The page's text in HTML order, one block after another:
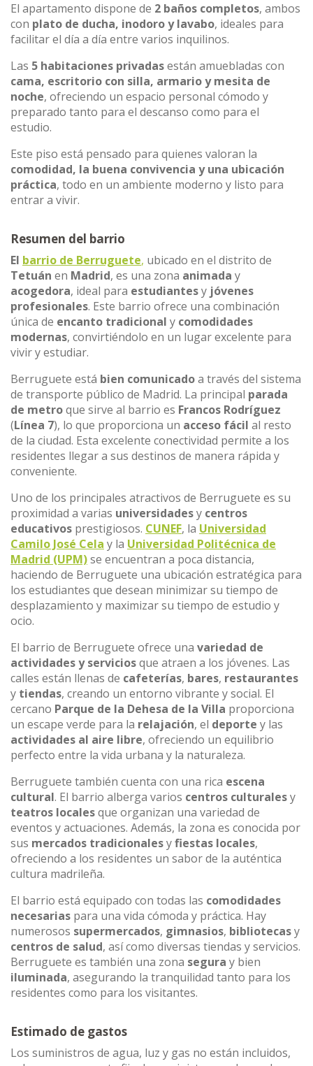
El apartamento dispone de 2 baños completos, ambos
con plato de ducha, inodoro y lavabo, ideales para
facilitar el día a día entre varios inquilinos.
Las 5 habitaciones privadasestán amuebladas con
cama, escritorio con silla, armario y mesita de
noche, ofreciendo un espacio personal cómodo y
preparado tanto para el descanso como para el
estudio.
Este piso está pensado para quienes valoran la
comodidad, la buena convivencia y una ubicación
práctica, todo en un ambiente moderno y listo para
entrar a vivir.
Resumen del barrio
El barrio de Berruguete, ubicado en el distrito de
Tetuán en Madrid, es una zona animada y
acogedora, ideal para estudiantesy jóvenes
profesionales. Este barrio ofrece una combinación
única de encanto tradicional y comodidades
modernas, convirtiéndolo en un lugar excelente para
vivir y estudiar.
Berruguete está bien comunicadoa través del sistema
de transporte público de Madrid. La principal parada
de metroque sirve al barrio es Francos Rodríguez
(Línea 7), lo que proporciona un acceso fácil al resto
de la ciudad. Esta excelente conectividad permite a los
residentes llegar a sus destinos de manera rápida y
conveniente.
Uno de los principales atractivos de Berruguete es su
proximidad a varias universidadesy centros
educativos prestigiosos. CUNEF, la Universidad
Camilo José Cela y la Universidad Politécnica de
Madrid (UPM)se encuentran a poca distancia,
haciendo de Berruguete una ubicación estratégica para
los estudiantes que desean minimizar su tiempo de
desplazamiento y maximizar su tiempo de estudio y
ocio.
El barrio de Berruguete ofrece una variedad de
actividades y serviciosque atraen a los jóvenes. Las
calles están llenas de cafeterías, bares, restaurantes
y tiendas, creando un entorno vibrante y social. El
cercano Parque de la Dehesa de la Villa proporciona
un escape verde para la relajación, el deporte y las
actividades al aire libre, ofreciendo un equilibrio
perfecto entre la vida urbana y la naturaleza.
Berruguete también cuenta con una rica escena
cultural. El barrio alberga varios centros culturalesy
teatros localesque organizan una variedad de
eventos y actuaciones. Además, la zona es conocida por
sus mercados tradicionalesyfiestas locales,
ofreciendo a los residentes un sabor de la auténtica
cultura madrileña.
El barrio está equipado con todas las comodidades
necesarias para una vida cómoda y práctica. Hay
numerosos supermercados, gimnasios, bibliotecasy
centros de salud, así como diversas tiendas y servicios.
Berruguete es también una zona segura y bien
iluminada, asegurando la tranquilidad tanto para los
residentes como para los visitantes.
Estimado de gastos
Los suministros de agua, luz y gas no están incluidos,